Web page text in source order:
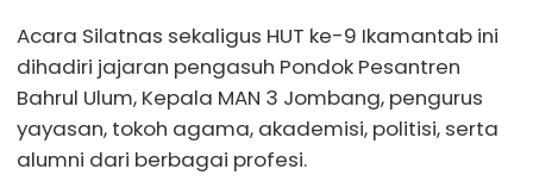
Acara Silatnas sekaligus HUT ke-9 Ikamantab ini
dihadiri jajaran pengasuh Pondok Pesantren
Bahrul Ulum, Kepala MAN 3 Jombang, pengurus
yayasan, tokoh agama, akademisi, politisi, serta
alumni dari berbagai profesi.